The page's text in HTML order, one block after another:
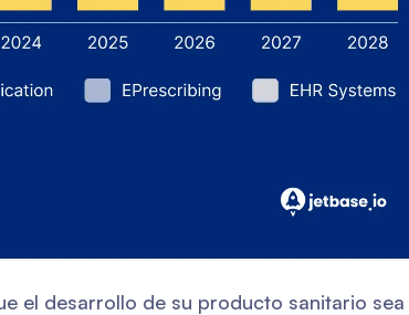
el desarrollo de su producto sanitario sea